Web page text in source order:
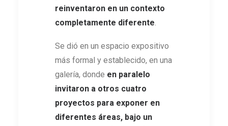
reinventaron en un contexto
completamente diferente.
Se dió en un espacio expositivo
más formal y establecido, en una
galería, donde en paralelo
invitaron a otros cuatro
proyectos para exponer en
diferentes áreas, bajo un